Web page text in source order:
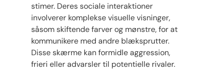
stimer. Deres sociale interaktioner
involverer komplekse visuelle visninger,
såsom skiftende farver og mønstre, for at
kommunikere med andre blæksprutter.
Disse skærme kan formidle aggression,
frieri eller advarsler til potentielle rivaler.